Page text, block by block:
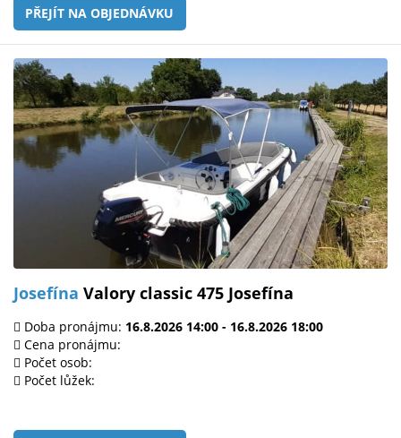
PŘEJÍT NA OBJEDNÁVKU
Josefína Valory classic 475 Josefína
Doba pronájmu: 16.8.2026 14:00 - 16.8.2026 18:00
Cena pronájmu:
Počet osob:
Počet lůžek: